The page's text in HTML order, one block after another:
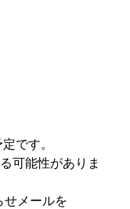
です。
可能性がありま
せメールを